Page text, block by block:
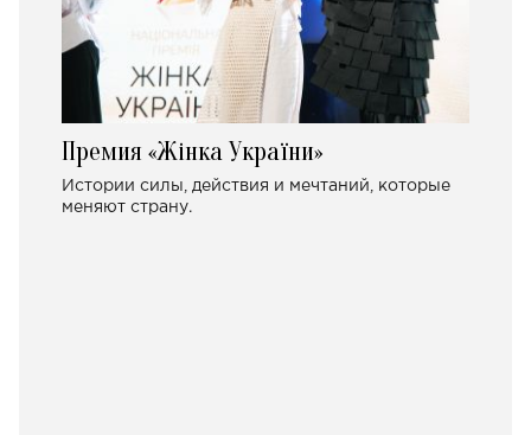
Премия «Жінка України»
Истории силы, действия и мечтаний, которые
меняют страну.